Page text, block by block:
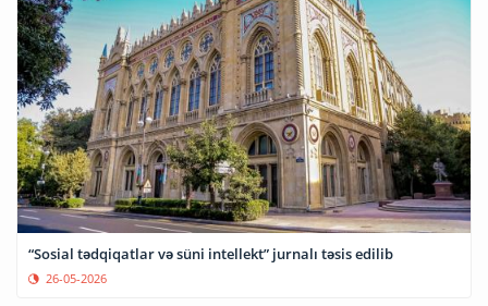
“Sosial tədqiqatlar və süni intellekt” jurnalı təsis edilib
26-05-2026